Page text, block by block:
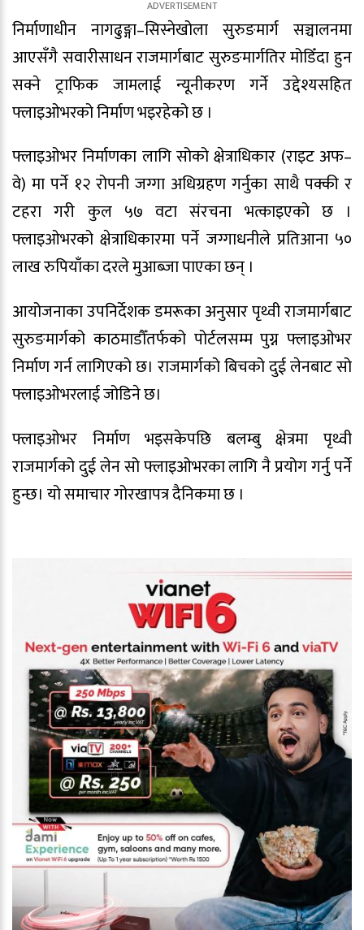
निर्माणाधीन नागढुङ्गा–सिस्नेखोला सुरुङमार्ग सञ्चालनमा
आएसँगै सवारीसाधन राजमार्गबाट सुरुङमार्गतिर मोडिँदा हुन
सक्ने ट्राफिक जामलाई न्यूनीकरण गर्ने उद्देश्यसहित
फ्लाइओभरको निर्माण भइरहेको छ ।
फ्लाइओभर निर्माणका लागि सोको क्षेत्राधिकार (राइट अफ–
वे) मा पर्ने १२ रोपनी जग्गा अधिग्रहण गर्नुका साथै पक्की र
टहरा गरी कुल ५७ वटा संरचना भत्काइएको छ ।
फ्लाइओभरको क्षेत्राधिकारमा पर्ने जग्गाधनीले प्रतिआना ५०
लाख रुपियाँका दरले मुआब्जा पाएका छन् ।
आयोजनाका उपनिर्देशक डमरूका अनुसार पृथ्वी राजमार्गबाट
सुरुङमार्गको काठमाडौँतर्फको पोर्टलसम्म पुग्न फ्लाइओभर
निर्माण गर्न लागिएको छ। राजमार्गको बिचको दुई लेनबाट सो
फ्लाइओभरलाई जोडिने छ।
फ्लाइओभर निर्माण भइसकेपछि बलम्बु क्षेत्रमा पृथ्वी
राजमार्गको दुई लेन सो फ्लाइओभरका लागि नै प्रयोग गर्नु पर्ने
हुन्छ। यो समाचार गोरखापत्र दैनिकमा छ ।